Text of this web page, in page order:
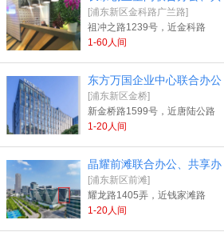
[浦东新区金科路广兰路]
祖冲之路1239号，近金科路
1-60人间
东方万国企业中心联合办公
[浦东新区金桥]
新金桥路1599号，近唐陆公路
1-20人间
晶耀前滩联合办公、共享办
[浦东新区前滩]
耀龙路1405弄，近钱家滩路
1-20人间